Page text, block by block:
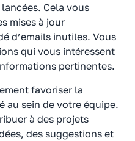
Cela vous
mises à jour
d’emails inutiles. Vous
qui vous intéressent
pertinentes.
favoriser la
au sein de votre équipe.
à des projets
des suggestions et